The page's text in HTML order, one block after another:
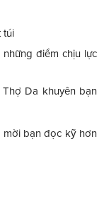
túi
điểm chịu lực
Da khuyên bạn
mời bạn đọc kỹ hơn